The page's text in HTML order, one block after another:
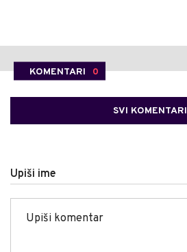
KOMENTARI 0
SVI KOMENTARI
Upiši ime